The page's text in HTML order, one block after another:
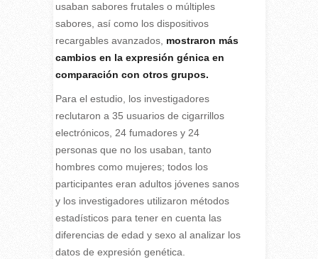
usaban sabores frutales o múltiples
sabores, así como los dispositivos
recargables avanzados, mostraron más
cambios en la expresión génica en
comparación con otros grupos.
Para el estudio, los investigadores
reclutaron a 35 usuarios de cigarrillos
electrónicos, 24 fumadores y 24
personas que no los usaban, tanto
hombres como mujeres; todos los
participantes eran adultos jóvenes sanos
y los investigadores utilizaron métodos
estadísticos para tener en cuenta las
diferencias de edad y sexo al analizar los
datos de expresión genética.